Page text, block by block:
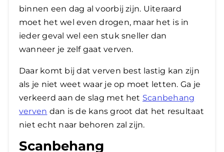
binnen een dag al voorbij zijn. Uiteraard
moet het wel even drogen, maar het is in
ieder geval wel een stuk sneller dan
wanneer je zelf gaat verven.
Daar komt bij dat verven best lastig kan zijn
als je niet weet waar je op moet letten. Ga je
verkeerd aan de slag met het Scanbehang
verven dan is de kans groot dat het resultaat
niet echt naar behoren zal zijn.
Scanbehang